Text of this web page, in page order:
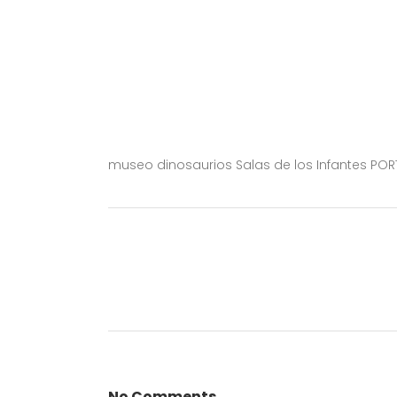
museo dinosaurios Salas de los Infantes